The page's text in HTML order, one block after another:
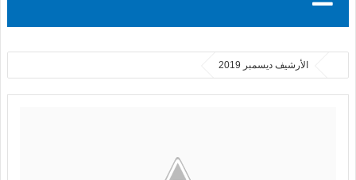
الأرشيف ديسمبر 2019